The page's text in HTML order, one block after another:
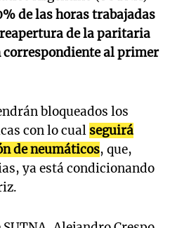
de las horas trabajadas
de la paritaria
correspondiente al primer
bloqueados los
con lo cual seguirá
de neumáticos, que,
ya está condicionando